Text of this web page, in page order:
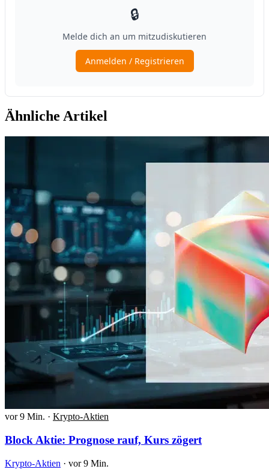
Ähnliche Artikel
vor 9 Min. · Krypto-Aktien
Block Aktie: Prognose rauf, Kurs zögert
Krypto-Aktien · vor 9 Min.